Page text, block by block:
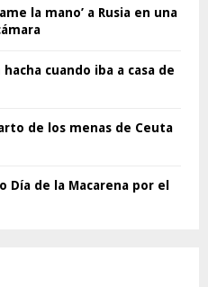
la mano’ a Rusia en una
cuando iba a casa de
de los menas de Ceuta
Día de la Macarena por el